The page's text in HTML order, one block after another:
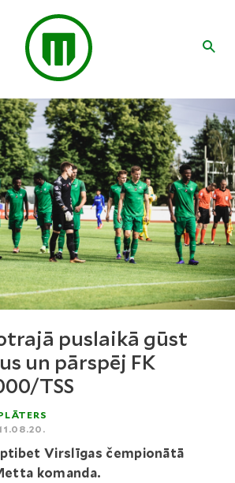
puslaikā gūst
un pārspēj FK
TSS
Virslīgas čempionātā
komanda.